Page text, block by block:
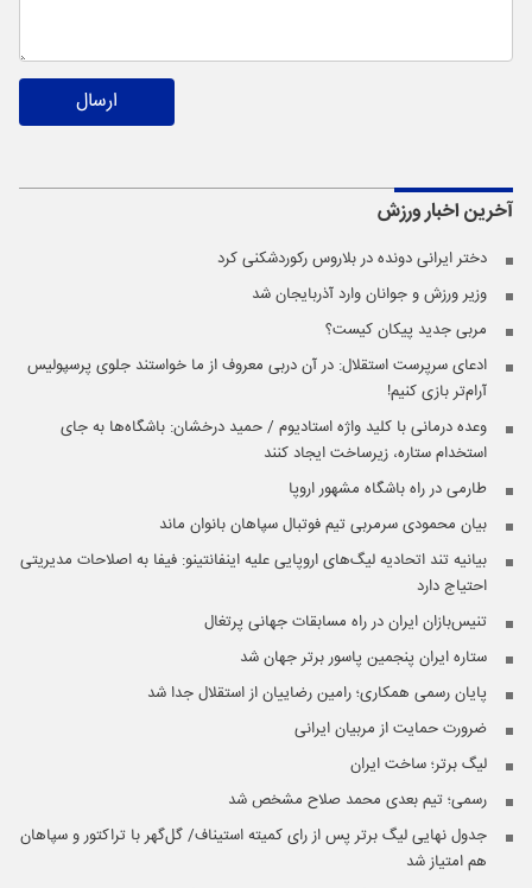
ارسال
آخرین اخبارورزش
دختر ایرانی دونده در بلاروس رکوردشکنی کرد
وزیر ورزش و جوانان وارد آذربایجان شد
مربی جدید پیکان کیست؟
ادعای سرپرست استقلال: در آن دربی معروف از ما خواستند جلوی پرسپولیس
آرام‌تر بازی کنیم!
وعده ‌درمانی با کلید واژه استادیوم / حمید درخشان: باشگاه‌ها به جای
استخدام ستاره، زیرساخت ایجاد کنند
طارمی در راه باشگاه مشهور اروپا
بیان محمودی سرمربی تیم فوتبال سپاهان بانوان ماند
بیانیه تند اتحادیه لیگ‌های اروپایی علیه اینفانتینو: فیفا به اصلاحات مدیریتی
احتیاج دارد
تنیس‌بازان ایران در راه مسابقات جهانی پرتغال
ستاره ایران پنجمین پاسور برتر جهان شد
پایان رسمی همکاری؛ رامین رضاییان از استقلال جدا شد
ضرورت حمایت از مربیان ایرانی
لیگ برتر؛ ساخت ایران
رسمی؛ تیم بعدی محمد صلاح مشخص شد
جدول نهایی لیگ برتر پس از رای کمیته استیناف/ گل‌گهر با تراکتور و سپاهان
هم امتیاز شد